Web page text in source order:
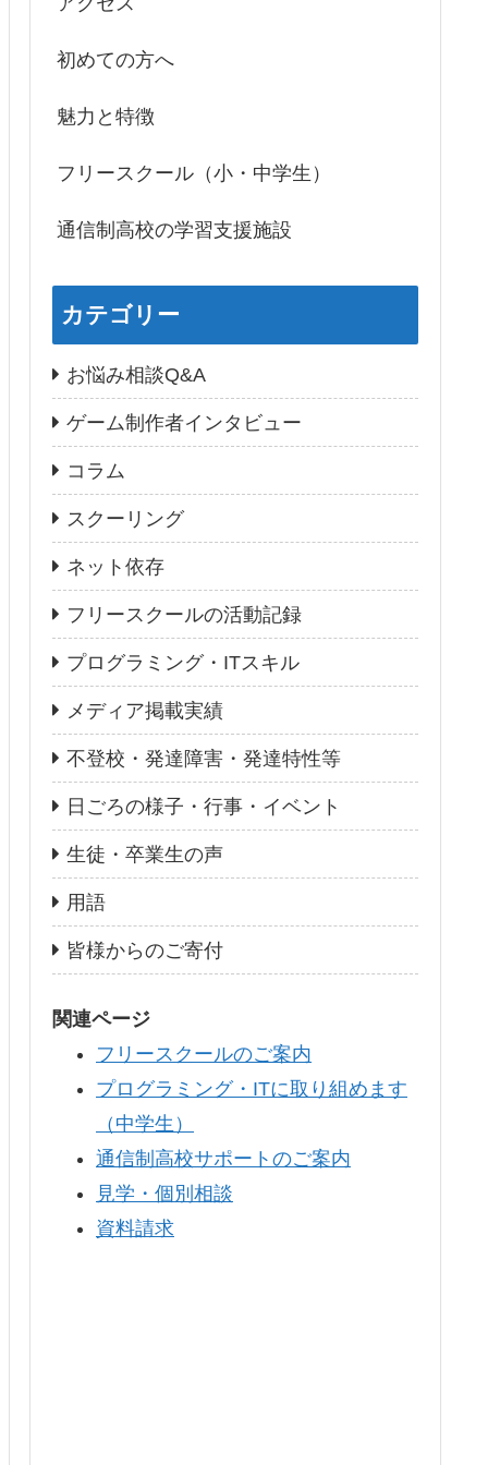
初めての方へ
魅力と特徴
フリースクール（小・中学生）
通信制高校の学習支援施設
カテゴリー
お悩み相談Q&A
ゲーム制作者インタビュー
コラム
スクーリング
ネット依存
フリースクールの活動記録
プログラミング・ITスキル
メディア掲載実績
不登校・発達障害・発達特性等
日ごろの様子・行事・イベント
生徒・卒業生の声
用語
皆様からのご寄付
関連ページ
フリースクールのご案内
プログラミング・ITに取り組めます
（中学生）
通信制高校サポートのご案内
見学・個別相談
資料請求